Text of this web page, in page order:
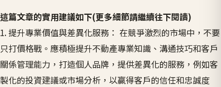
這篇文章的實用建議如下(更多細節請繼續往下閱讀)
1. 提升專業價值與差異化服務： 在競爭激烈的市場中，不要
只打價格戰。應積極提升不動產專業知識、溝通技巧和客戶
關係管理能力，打造個人品牌，提供差異化的服務，例如客
製化的投資建議或市場分析，以贏得客戶的信任和忠誠度